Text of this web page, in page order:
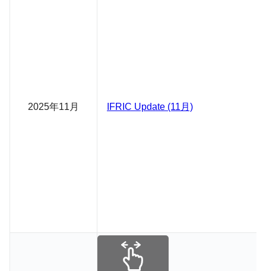
2025年11月 IFRIC Update (11月)